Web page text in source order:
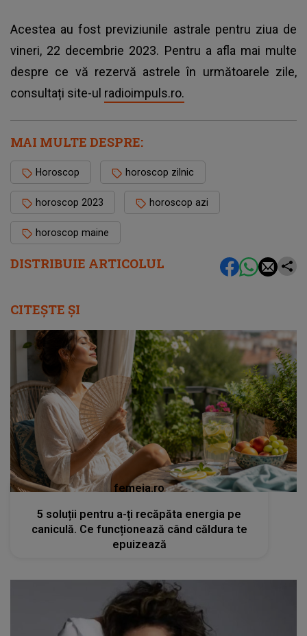
DISTRIBUIE ARTICOLUL
Acestea au fost previziunile astrale pentru ziua de
vineri, 22 decembrie 2023. Pentru a afla mai multe
despre ce vă rezervă astrele în următoarele zile,
consultați site-ul radioimpuls.ro.
MAI MULTE DESPRE:
Horoscop horoscop zilnic
horoscop 2023 horoscop azi
horoscop maine
CITEȘTE ȘI
femeia.ro
5 soluții pentru a-ți recăpăta energia pe
caniculă. Ce funcționează când căldura te
epuizează